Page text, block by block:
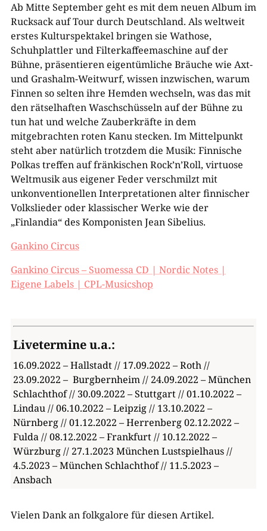
Ab Mitte September geht es mit dem neuen Album im
Rucksack auf Tour durch Deutschland. Als weltweit
erstes Kulturspektakel bringen sie Wathose,
Schuhplattler und Filterkaffeemaschine auf der
Bühne, präsentieren eigentümliche Bräuche wie Axt-
und Grashalm-Weitwurf, wissen inzwischen, warum
Finnen so selten ihre Hemden wechseln, was das mit
den rätselhaften Waschschüsseln auf der Bühne zu
tun hat und welche Zauberkräfte in dem
mitgebrachten roten Kanu stecken. Im Mittelpunkt
steht aber natürlich trotzdem die Musik: Finnische
Polkas treffen auf fränkischen Rock’n’Roll, virtuose
Weltmusik aus eigener Feder verschmilzt mit
unkonventionellen Interpretationen alter finnischer
Volkslieder oder klassischer Werke wie der
„Finlandia“ des Komponisten Jean Sibelius.
Gankino Circus
Gankino Circus – Suomessa CD | Nordic Notes |
Eigene Labels | CPL-Musicshop
Livetermine u.a.:
16.09.2022 – Hallstadt // 17.09.2022 – Roth //
23.09.2022 – Burgbernheim // 24.09.2022 – München
Schlachthof // 30.09.2022 – Stuttgart // 01.10.2022 –
Lindau // 06.10.2022 – Leipzig // 13.10.2022 –
Nürnberg // 01.12.2022 – Herrenberg 02.12.2022 –
Fulda // 08.12.2022 – Frankfurt // 10.12.2022 –
Würzburg // 27.1.2023 München Lustspielhaus //
4.5.2023 – München Schlachthof // 11.5.2023 –
Ansbach
Vielen Dank an folkgalore für diesen Artikel.